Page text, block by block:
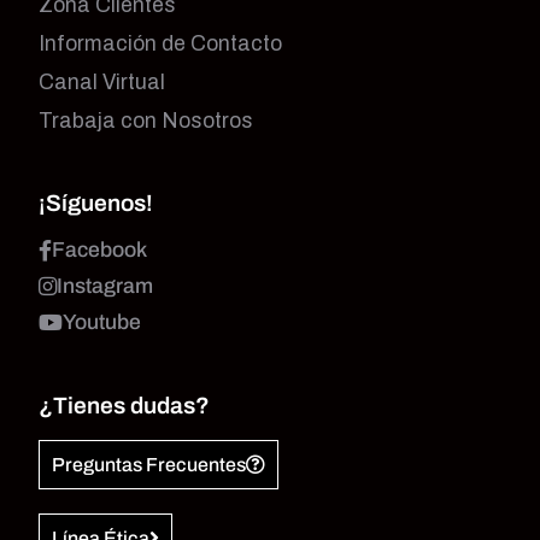
Zona Clientes
Información de Contacto
Canal Virtual
Trabaja con Nosotros
¡Síguenos!
Facebook
Instagram
Youtube
¿Tienes dudas?
Preguntas Frecuentes